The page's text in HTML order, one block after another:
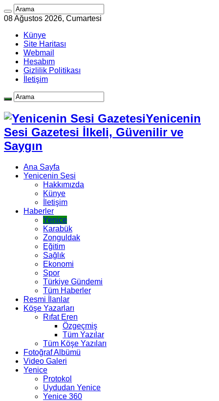
08 Ağustos 2026, Cumartesi
Künye
Site Haritası
Webmail
Hesabım
Gizlilik Politikası
İletişim
Yenicenin
Sesi Gazetesi İlkeli, Güvenilir ve
Saygın
Ana Sayfa
Yenicenin Sesi
Hakkımızda
Künye
İletişim
Haberler
Yenice
Karabük
Zonguldak
Eğitim
Sağlık
Ekonomi
Spor
Türkiye Gündemi
Tüm Haberler
Resmi İlanlar
Köşe Yazarları
Rıfat Eren
Özgeçmiş
Tüm Yazılar
Tüm Köşe Yazıları
Fotoğraf Albümü
Video Galeri
Yenice
Protokol
Uydudan Yenice
Yenice 360